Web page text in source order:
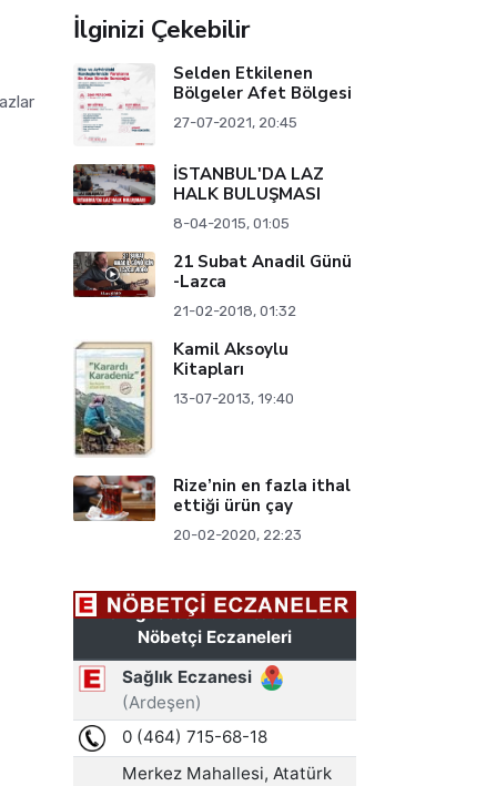
İlginizi Çekebilir
Selden Etkilenen
Bölgeler Afet Bölgesi
27-07-2021, 20:45
İSTANBUL'DA LAZ
HALK BULUŞMASI
8-04-2015, 01:05
21 Subat Anadil Günü
-Lazca
21-02-2018, 01:32
Kamil Aksoylu
Kitapları
13-07-2013, 19:40
Rize’nin en fazla ithal
ettiği ürün çay
20-02-2020, 22:23